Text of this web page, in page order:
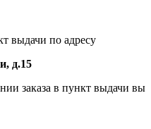
выдачи по адресу
д.15
заказа в пункт выдачи вы